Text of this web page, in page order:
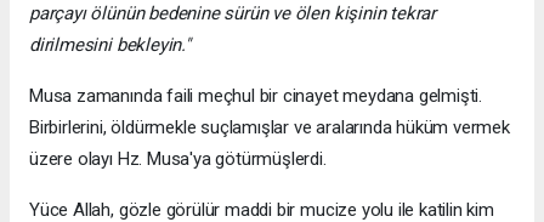
parçayı ölünün bedenine sürün ve ölen kişinin tekrar
dirilmesini bekleyin."
Musa zamanında faili meçhul bir cinayet meydana gelmişti.
Birbirlerini, öldürmekle suçlamışlar ve aralarında hüküm vermek
üzere olayı Hz. Musa'ya götürmüşlerdi.
Yüce Allah, gözle görülür maddi bir mucize yolu ile katilin kim